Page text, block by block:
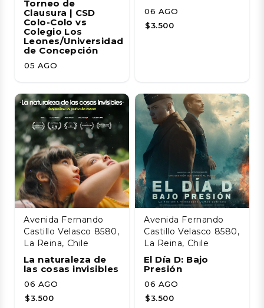
Torneo de
Clausura | CSD
Colo-Colo vs
Colegio Los
Leones/Universidad
de Concepción
05 AGO
06 AGO
$3.500
Avenida Fernando
Castillo Velasco 8580,
La Reina, Chile
La naturaleza de
las cosas invisibles
06 AGO
$3.500
Avenida Fernando
Castillo Velasco 8580,
La Reina, Chile
El Día D: Bajo
Presión
06 AGO
$3.500